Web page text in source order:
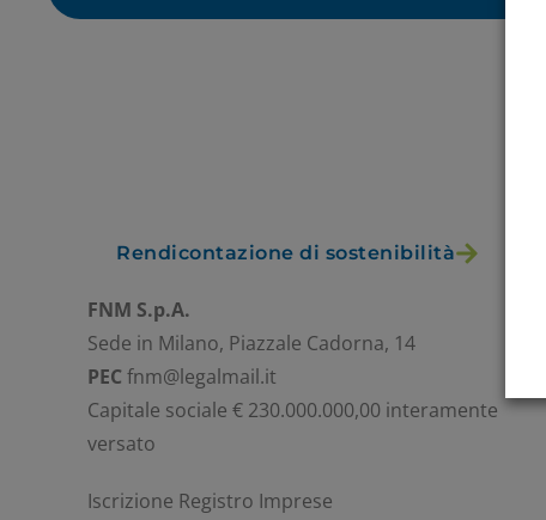
Rendicontazione di sostenibilità
FNM S.p.A.
Sede in Milano, Piazzale Cadorna, 14
PECfnm@legalmail.it
Capitale sociale € 230.000.000,00 interamente
versato
Iscrizione Registro Imprese